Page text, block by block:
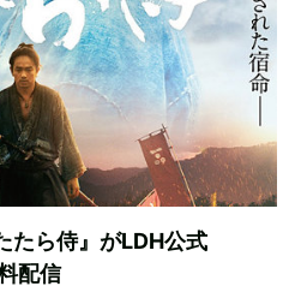
ら侍』がLDH公式
配信